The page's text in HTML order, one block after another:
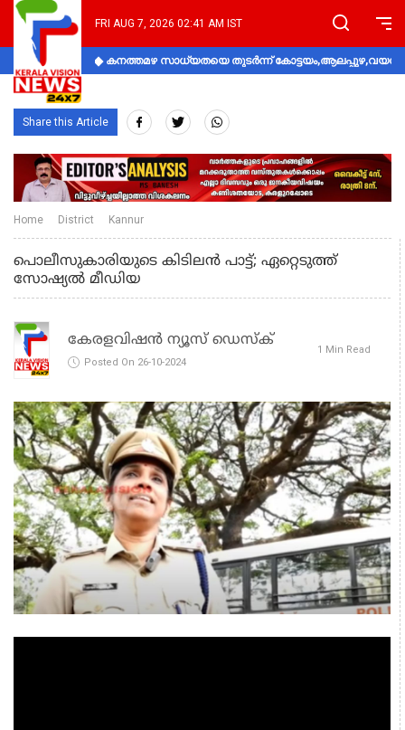
FRI AUG 7, 2026 02:41 AM IST
കനത്തമഴ സാധ്യതയെ തുടർന്ന്
Share this Article
Home District Kannur
പൊലീസുകാരിയുടെ കിടിലന്‍ പാട്ട്; ഏറ്റെടുത്ത്
സോഷ്യല്‍ മീഡിയ
കേരളവിഷൻ ന്യൂസ് ഡെസ്‌ക്
Posted On 26-10-2024
1 Min Read